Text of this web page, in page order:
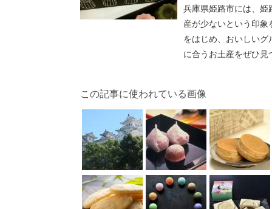
兵庫県姫路市には、姫
産が少ないという印
をはじめ、おいしい
に合うお土産をぜひ見
この記事に使われている画像